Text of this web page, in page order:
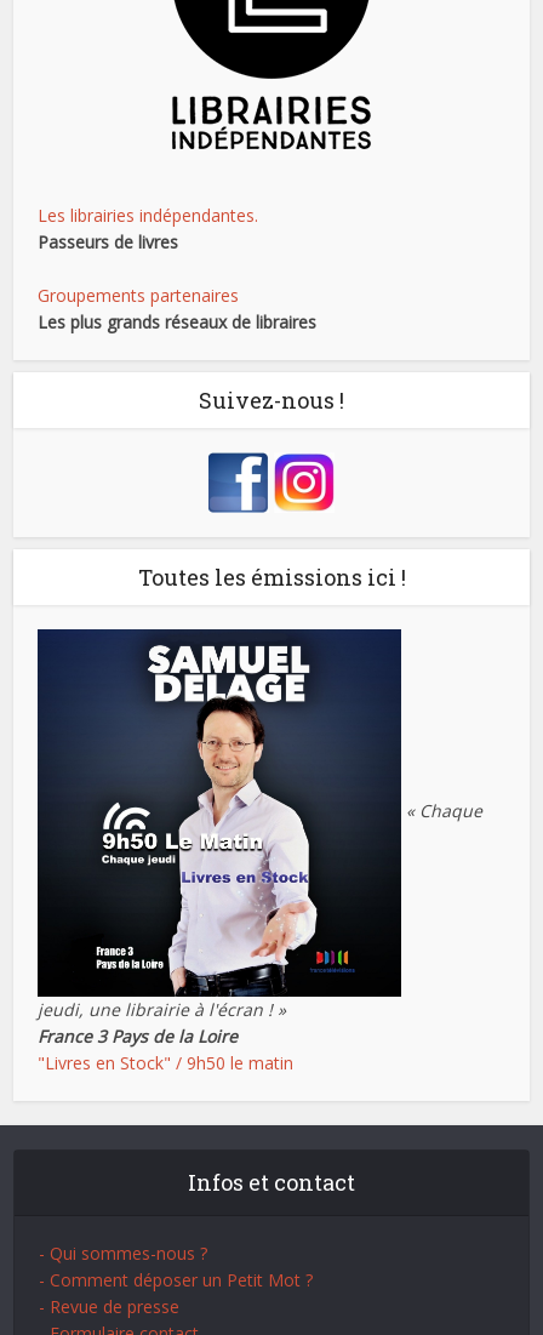
Les librairies indépendantes.
Passeurs de livres
Groupements partenaires
Les plus grands réseaux de libraires
Suivez-nous !
Toutes les émissions ici !
« Chaque
jeudi, une librairie à l'écran ! »
France 3 Pays de la Loire
"Livres en Stock" / 9h50 le matin
Infos et contact
- Qui sommes-nous ?
- Comment déposer un Petit Mot ?
- Revue de presse